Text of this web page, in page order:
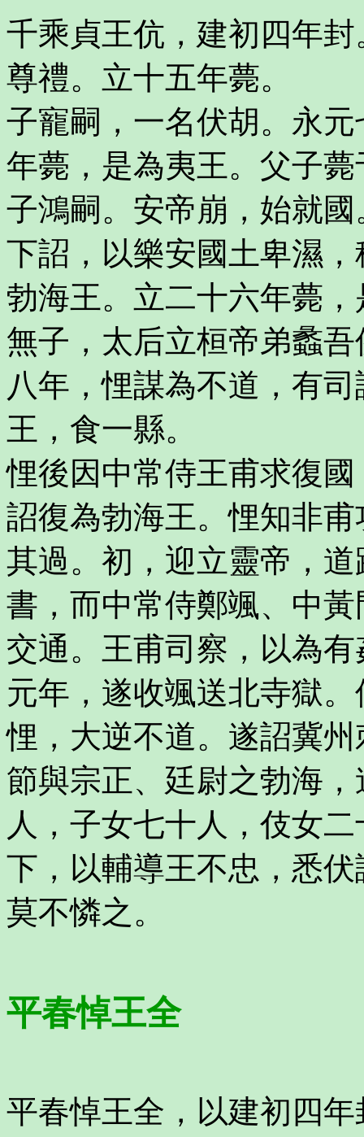
千乘貞王伉，建初四年
尊禮。立十五年薨。
子寵嗣，一名伏胡。永
年薨，是為夷王。父子
子鴻嗣。安帝崩，始就
下詔，以樂安國土卑濕
勃海王。立二十六年薨
無子，太后立桓帝弟蠡
八年，悝謀為不道，有
王，食一縣。
悝後因中常侍王甫求復
詔復為勃海王。悝知非
其過。初，迎立靈帝，
書，而中常侍鄭颯、中
交通。王甫司察，以為
元年，遂收颯送北寺獄
悝，大逆不道。遂詔冀
節與宗正、廷尉之勃海
人，子女七十人，伎女
下，以輔導王不忠，悉
莫不憐之。
平春悼王全
平春悼王全，以建初四